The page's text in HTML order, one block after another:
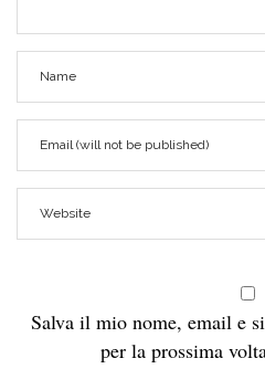
Salva il mio nome, email e
per la prossima